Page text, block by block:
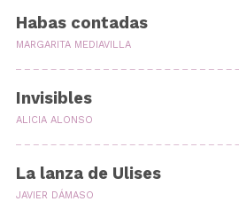
Habas contadas
MARGARITA MEDIAVILLA
Invisibles
ALICIA ALONSO
La lanza de Ulises
JAVIER DÁMASO